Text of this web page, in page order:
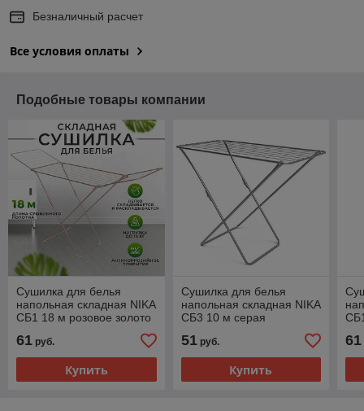
Безналичный расчет
Все условия оплаты
Подобные товары компании
Сушилка для белья
напольная складная NIKA
СБ1 18 м розовое золото
61 руб.
Купить
Сушилка для белья
напольная складная NIKA
СБ3 10 м серая
51руб.
Купить
61